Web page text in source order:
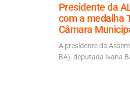
Presidente da
com a medalha
Câmara
A presidente da
BA), deputada Ivana